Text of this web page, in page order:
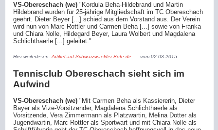
VS-Obereschach (we) "Kordula Beha-Hildebrand und Martin
Hildebrand wurden für 25-jährige Mitgliedschaft im TC Obereschach
geehrt. Dieter Beyer [...] schied aus dem Vorstand aus. Der Verein
wird nun von Marc Rottler und Carmen Beha [...] sowie von Franka
und Chiara Nolle, Hildegard Beyer, Laura Wolbert und Magdalena
Schlichthaerle [...] geleitet."
Hier weiterlesen:Artikel auf Schwarzwaelder-Bote.de vom 02.03.2015
Tennisclub Obereschach sieht sich im
Aufwind
VS-Obereschach (we) "Mit Carmen Beha als Kassiererin, Dieter
Bayer als Vize-Vorsitzender, Magdalena Schlichthaerle als
Vorsitzende, Vera Zimmermann als Platzwartin, Melina Dotter als
Jugendwartin, Marc Rottler als Sportwart und mit Chiara Nolle als